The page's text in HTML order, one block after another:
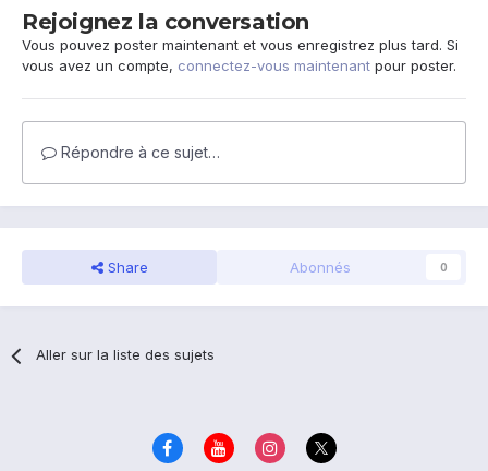
Rejoignez la conversation
Vous pouvez poster maintenant et vous enregistrez plus tard. Si
vous avez un compte, connectez-vous maintenant pour poster.
Répondre à ce sujet…
Share Abonnés 0
Aller sur la liste des sujets